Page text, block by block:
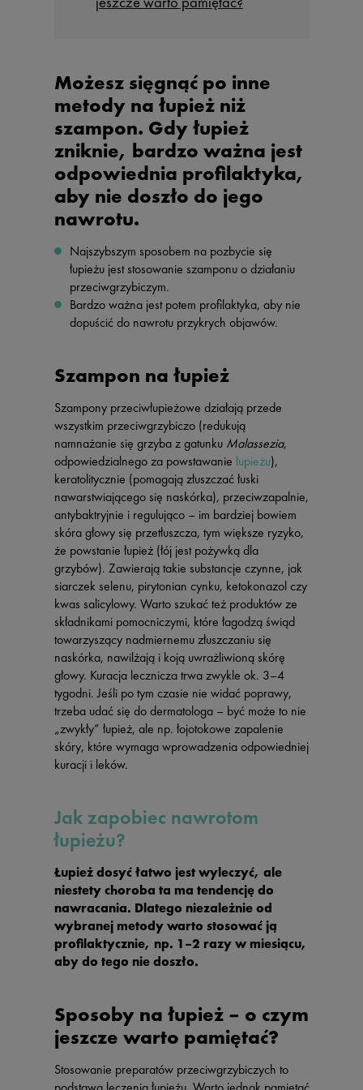
Możesz sięgnąć po inne
metody na łupież niż
szampon. Gdy łupież
zniknie, bardzo ważna jest
odpowiednia profilaktyka,
aby nie doszło do jego
nawrotu.
Najszybszym sposobem na pozbycie się
łupieżu jest stosowanie szamponu o działaniu
przeciwgrzybiczym.
Bardzo ważna jest potem profilaktyka, aby nie
dopuścić do nawrotu przykrych objawów.
Szampon na łupież
Szampony przeciwłupieżowe działają przede
wszystkim przeciwgrzybiczo (redukują
namnażanie się grzyba z gatunku Malassezia,
odpowiedzialnego za powstawanie łupieżu),
keratolitycznie (pomagają złuszczać łuski
nawarstwiającego się naskórka), przeciwzapalnie,
antybaktryjnie i regulująco – im bardziej bowiem
skóra głowy się przetłuszcza, tym większe ryzyko,
że powstanie łupież (łój jest pożywką dla
grzybów). Zawierają takie substancje czynne, jak
siarczek selenu, pirytonian cynku, ketokonazol czy
kwas salicylowy. Warto szukać też produktów ze
składnikami pomocniczymi, które łagodzą świąd
towarzyszący nadmiernemu złuszczaniu się
naskórka, nawilżają i koją uwrażliwioną skórę
głowy. Kuracja lecznicza trwa zwykle ok. 3–4
tygodni. Jeśli po tym czasie nie widać poprawy,
trzeba udać się do dermatologa – być może to nie
„zwykły” łupież, ale np. łojotokowe zapalenie
skóry, które wymaga wprowadzenia odpowiedniej
kuracji i leków.
Jak zapobiec nawrotom
łupieżu?
Łupież dosyć łatwo jest wyleczyć, ale
niestety choroba ta ma tendencję do
nawracania. Dlatego niezależnie od
wybranej metody warto stosować ją
profilaktycznie, np. 1–2 razy w miesiącu,
aby do tego nie doszło.
Sposoby na łupież – o czym
jeszcze warto pamiętać?
Stosowanie preparatów przeciwgrzybiczych to